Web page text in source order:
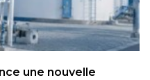
une nouvelle